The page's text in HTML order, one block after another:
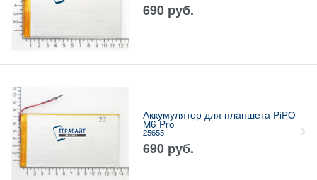
690 руб.
Аккумулятор для планшета PiPO
M6 Pro
25655
690 руб.